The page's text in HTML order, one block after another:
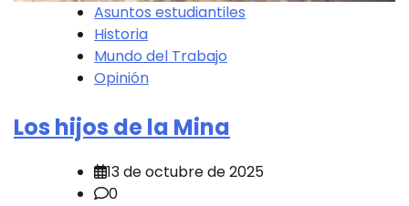
Asuntos estudiantiles
Historia
Mundo del Trabajo
Opinión
Los hijos de la Mina
13 de octubre de 2025
0